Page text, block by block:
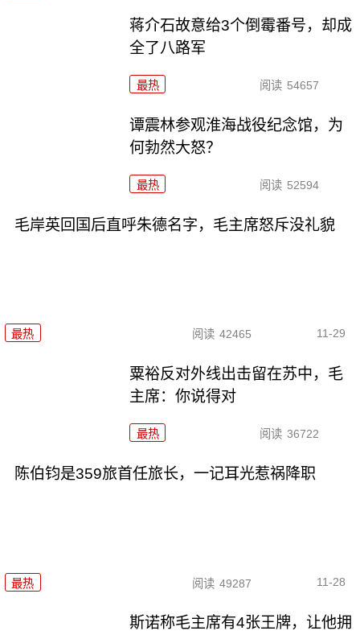
蒋介石故意给3个倒霉番号，却成
全了八路军
最热 阅读 54657
谭震林参观淮海战役纪念馆，为
何勃然大怒？
最热 阅读 52594
毛岸英回国后直呼朱德名字，毛主席怒斥没礼貌
最热 阅读 42465 11-29
粟裕反对外线出击留在苏中，毛
主席：你说得对
最热 阅读 36722
陈伯钧是359旅首任旅长，一记耳光惹祸降职
最热 阅读 49287 11-28
斯诺称毛主席有4张王牌，让他拥